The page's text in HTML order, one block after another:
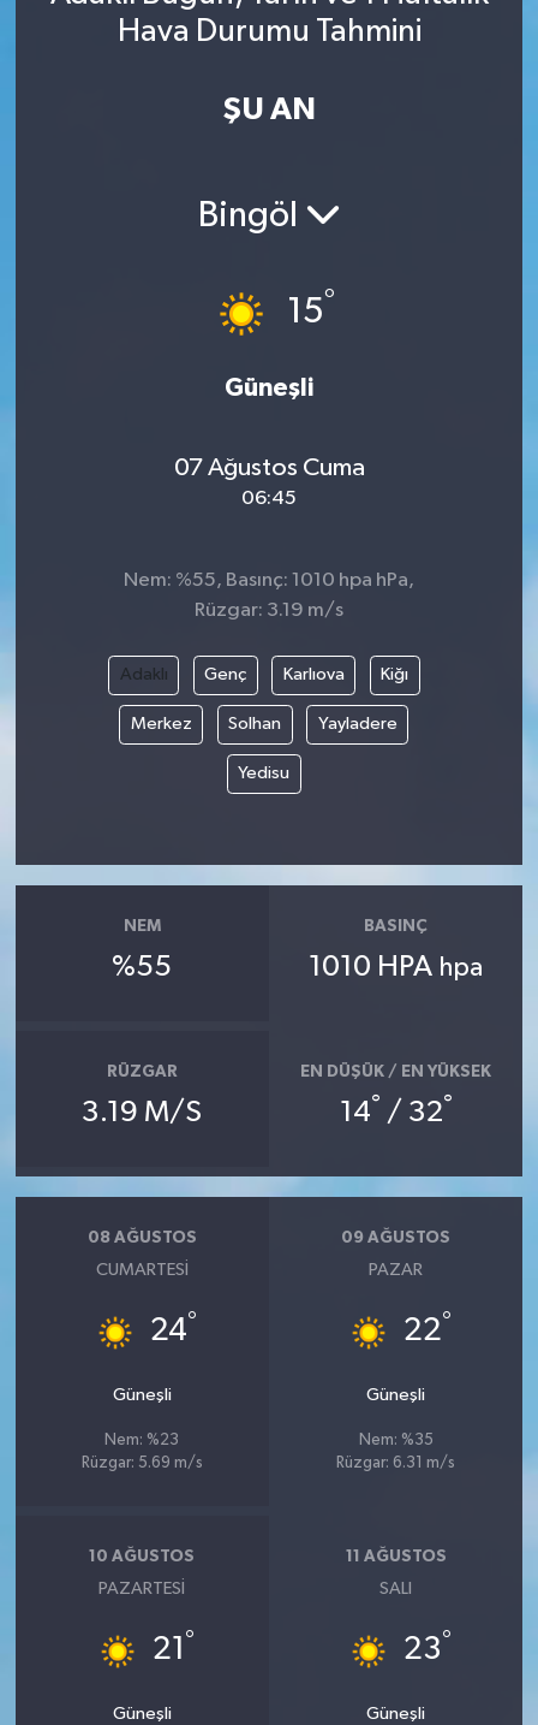
Hava Durumu Tahmini
ŞU AN
Bingöl
15°
Güneşli
07 Ağustos Cuma
06:45
Nem: %55, Basınç: 1010 hpa hPa,
Rüzgar: 3.19 m/s
Adaklı Genç Karlıova Kiğı
Merkez Solhan Yayladere
Yedisu
NEM
%55
BASINÇ
1010 HPA hpa
RÜZGAR
3.19 M/S
EN DÜŞÜK / EN YÜKSEK
14° / 32°
08 AĞUSTOS
CUMARTESI
24°
Güneşli
Nem: %23
Rüzgar: 5.69 m/s
09 AĞUSTOS
PAZAR
22°
Güneşli
Nem: %35
Rüzgar: 6.31 m/s
10 AĞUSTOS
PAZARTESI
21 °
Güneşli
11 AĞUSTOS
SALI
23°
Güneşli